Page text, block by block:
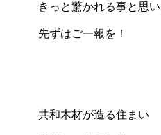
きっと驚かれる事と思い
先ずはご一報を！
共和木材が造る住まい